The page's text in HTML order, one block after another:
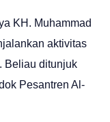
KH. Muhammad
aktivitas
Beliau ditunjuk
Pesantren Al-